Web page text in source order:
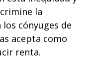
la
cónyuges de
acepta como
renta.